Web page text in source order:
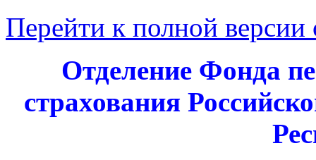
Перейти к полной версии
Отделение Фонда
страхования